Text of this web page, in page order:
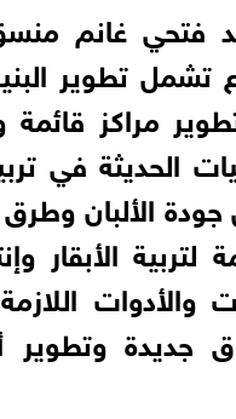
فتحي غانم
تطوير البنية
مراكز قائمة
الحديثة في
الألبان وطرق
لتربية الأبقار
جديدة وتطوير